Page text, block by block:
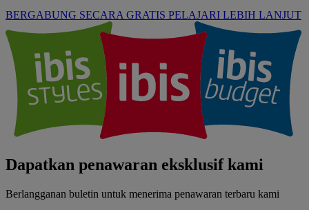
BERGABUNG SECARA GRATIS PELAJARI LEBIH LANJUT
Dapatkan penawaran eksklusif kami
Berlangganan buletin untuk menerima penawaran terbaru kami